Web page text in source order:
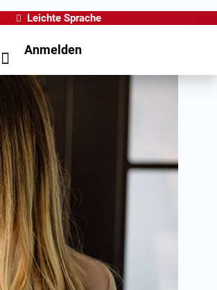
Leichte Sprache
Anmelden